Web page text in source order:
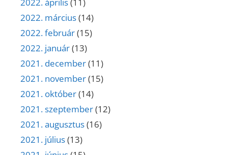
2022. április(11)
2022. március(14)
2022. február(15)
2022. január(13)
2021. december(11)
2021. november(15)
2021. október(14)
2021. szeptember(12)
2021. augusztus(16)
2021. július(13)